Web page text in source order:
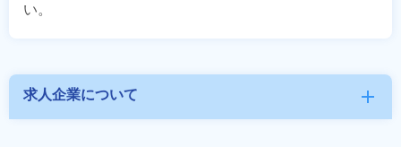
求人企業について add